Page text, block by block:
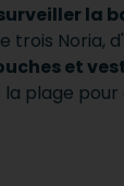
la
trois Noria,
et
plage pour